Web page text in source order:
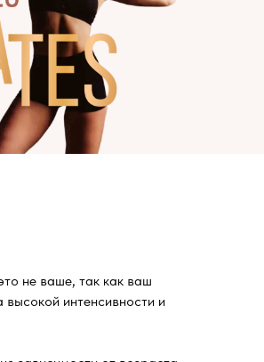
не ваше, так как ваш
высокой интенсивности и